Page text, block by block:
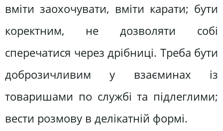
вміти заохочувати, вміти карати; бути
коректним, не дозволяти собі
сперечатися через дрібниці. Треба бути
доброзичливим у взаєминах із
товаришами по службі та підлеглими;
вести розмову в делікатній формі.